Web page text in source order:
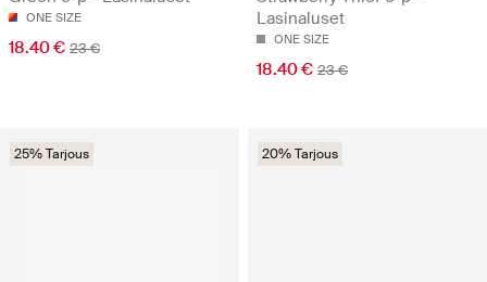
ONE SIZE
18.40 € 23 €
Lasinaluset
ONE SIZE
18.40 € 23 €
25% Tarjous 20% Tarjous